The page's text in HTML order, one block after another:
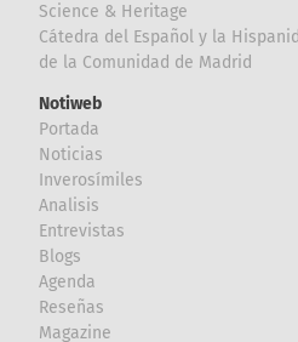
Science & Heritage
Cátedra del Español y la
de la Comunidad de Madrid
Notiweb
Portada
Noticias
Inverosímiles
Analisis
Entrevistas
Blogs
Agenda
Reseñas
Magazine